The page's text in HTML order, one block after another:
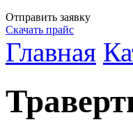
Отправить заявку
Скачать прайс
Главная